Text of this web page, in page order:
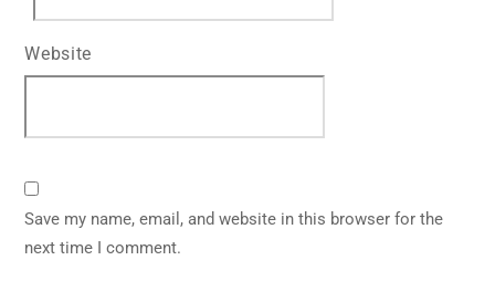
Website
Save my name, email, and website in this browser for the
next time I comment.